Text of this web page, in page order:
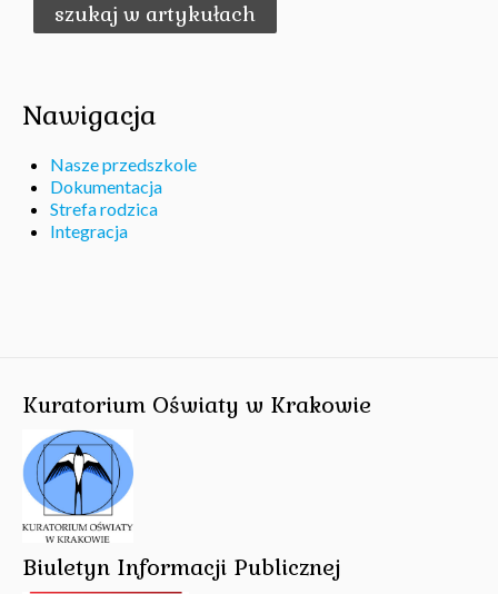
Nawigacja
Nasze przedszkole
Dokumentacja
Strefa rodzica
Integracja
Kuratorium Oświaty w Krakowie
Biuletyn Informacji Publicznej